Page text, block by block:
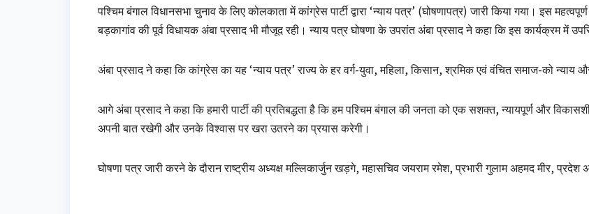
पश्चिम बंगाल विधानसभा चुनाव के लिए कोलकाता में कांग्रेस पार्टी द्वारा ‘न्याय पत्र’ (घोषणापत्र) जारी किया गया। इस
बड़कागांव की पूर्व विधायक अंबा प्रसाद भी मौजूद रही। न्याय पत्र घोषणा के उपरांत अंबा प्रसाद ने कहा कि इस कार्यक्रम में
अंबा प्रसाद ने कहा कि कांग्रेस का यह ‘न्याय पत्र’ राज्य के हर वर्ग-युवा, महिला, किसान, श्रमिक एवं वंचित समाज-को
आगे अंबा प्रसाद ने कहा कि हमारी पार्टी की प्रतिबद्धता है कि हम पश्चिम बंगाल की जनता को एक सशक्त, न्यायपूर्ण और
अपनी बात रखेगी और उनके विश्वास पर खरा उतरने का प्रयास करेगी।
घोषणा पत्र जारी करने के दौरान राष्ट्रीय अध्यक्ष मल्लिकार्जुन खड़गे, महासचिव जयराम रमेश, प्रभारी गुलाम अहमद मीर,